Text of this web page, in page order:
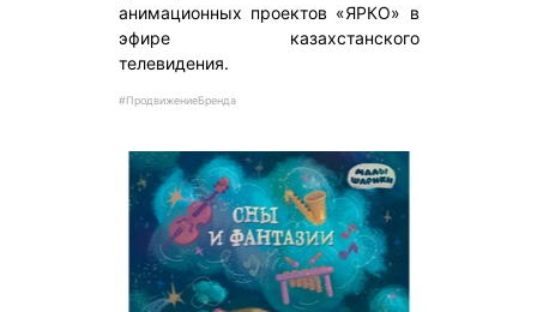
анимационных проектов «ЯРКО» в
эфире казахстанского
телевидения.
#ПродвижениеБренда